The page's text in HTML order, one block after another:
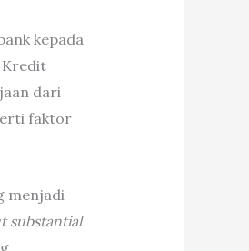
kepada
Kredit
dari
faktor
menjadi
substantial